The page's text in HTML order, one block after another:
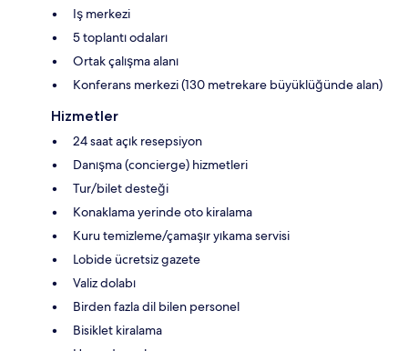
Iş merkezi
5 toplantı odaları
Ortak çalışma alanı
Konferans merkezi (130 metrekare büyüklüğünde alan)
Hizmetler
24 saat açık resepsiyon
Danışma (concierge) hizmetleri
Tur/bilet desteği
Konaklama yerinde oto kiralama
Kuru temizleme/çamaşır yıkama servisi
Lobide ücretsiz gazete
Valiz dolabı
Birden fazla dil bilen personel
Bisiklet kiralama